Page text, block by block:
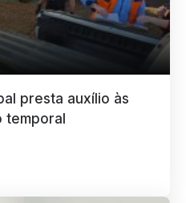
presta auxílio às
temporal